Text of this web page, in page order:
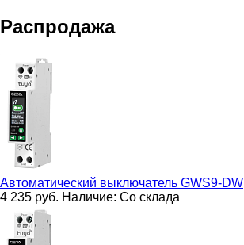
Распродажа
Автоматический выключатель GWS9-DW
4 235 руб. Наличие: Со склада